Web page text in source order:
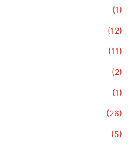
(1)
(12)
(11)
(2)
(1)
(26)
(5)